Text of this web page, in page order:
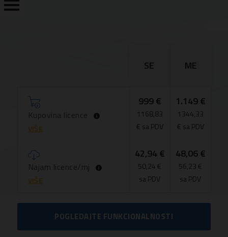
ISPROBAJTE
UPOREDI
SE ME
Kupovina licence
VIŠE
999 €
1168,83
€ sa PDV
1.149 €
1344,33
€ sa PDV
Najam licence/mj
VIŠE
42,94 €
50,24 €
sa PDV
48,06 €
56,23 €
sa PDV
POGLEDAJTE FUNKCIONALNOSTI